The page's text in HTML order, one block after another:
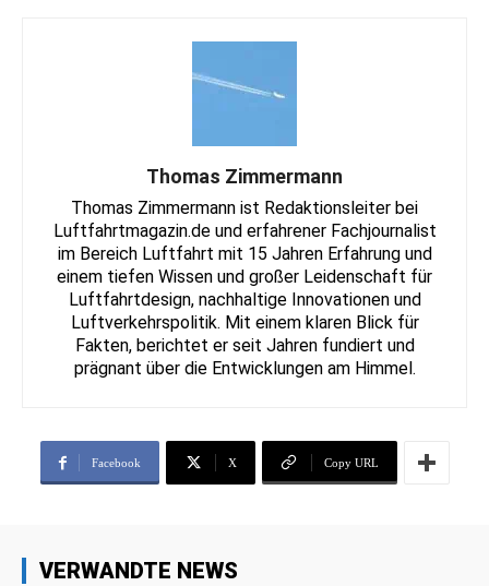
Thomas Zimmermann
Thomas Zimmermann ist Redaktionsleiter bei
Luftfahrtmagazin.de und erfahrener Fachjournalist
im Bereich Luftfahrt mit 15 Jahren Erfahrung und
einem tiefen Wissen und großer Leidenschaft für
Luftfahrtdesign, nachhaltige Innovationen und
Luftverkehrspolitik. Mit einem klaren Blick für
Fakten, berichtet er seit Jahren fundiert und
prägnant über die Entwicklungen am Himmel.
Facebook X Copy URL
VERWANDTE NEWS